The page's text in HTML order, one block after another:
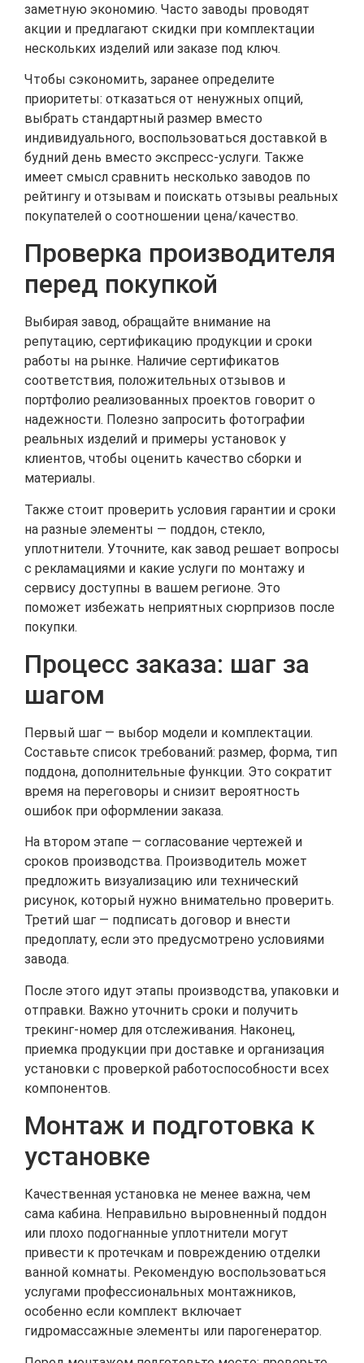
заметную экономию. Часто заводы проводят
акции и предлагают скидки при комплектации
нескольких изделий или заказе под ключ.
Чтобы сэкономить, заранее определите
приоритеты: отказаться от ненужных опций,
выбрать стандартный размер вместо
индивидуального, воспользоваться доставкой в
будний день вместо экспресс-услуги. Также
имеет смысл сравнить несколько заводов по
рейтингу и отзывам и поискать отзывы реальных
покупателей о соотношении цена/качество.
Проверка производителя
перед покупкой
Выбирая завод, обращайте внимание на
репутацию, сертификацию продукции и сроки
работы на рынке. Наличие сертификатов
соответствия, положительных отзывов и
портфолио реализованных проектов говорит о
надежности. Полезно запросить фотографии
реальных изделий и примеры установок у
клиентов, чтобы оценить качество сборки и
материалы.
Также стоит проверить условия гарантии и сроки
на разные элементы — поддон, стекло,
уплотнители. Уточните, как завод решает вопросы
с рекламациями и какие услуги по монтажу и
сервису доступны в вашем регионе. Это
поможет избежать неприятных сюрпризов после
покупки.
Процесс заказа: шаг за
шагом
Первый шаг — выбор модели и комплектации.
Составьте список требований: размер, форма, тип
поддона, дополнительные функции. Это сократит
время на переговоры и снизит вероятность
ошибок при оформлении заказа.
На втором этапе — согласование чертежей и
сроков производства. Производитель может
предложить визуализацию или технический
рисунок, который нужно внимательно проверить.
Третий шаг — подписать договор и внести
предоплату, если это предусмотрено условиями
завода.
После этого идут этапы производства, упаковки и
отправки. Важно уточнить сроки и получить
трекинг-номер для отслеживания. Наконец,
приемка продукции при доставке и организация
установки с проверкой работоспособности всех
компонентов.
Монтаж и подготовка к
установке
Качественная установка не менее важна, чем
сама кабина. Неправильно выровненный поддон
или плохо подогнанные уплотнители могут
привести к протечкам и повреждению отделки
ванной комнаты. Рекомендую воспользоваться
услугами профессиональных монтажников,
особенно если комплект включает
гидромассажные элементы или парогенератор.